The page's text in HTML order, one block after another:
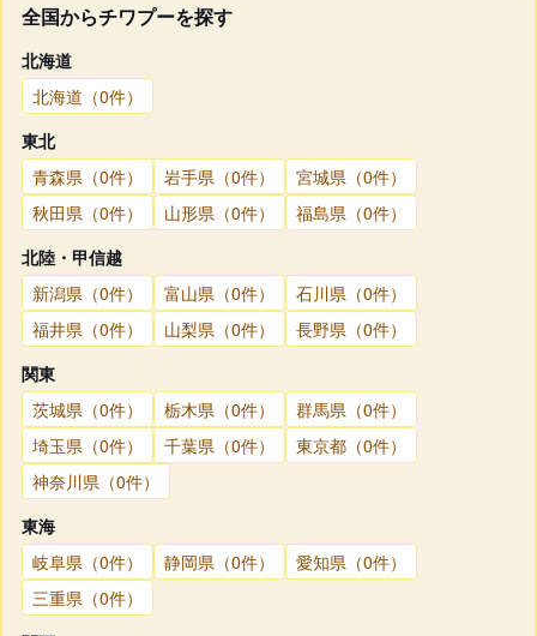
全国からチワプーを探す
北海道
北海道（0件）
東北
青森県（0件）
岩手県（0件）
宮城県（0件）
秋田県（0件）
山形県（0件）
福島県（0件）
北陸・甲信越
新潟県（0件）
富山県（0件）
石川県（0件）
福井県（0件）
山梨県（0件）
長野県（0件）
関東
茨城県（0件）
栃木県（0件）
群馬県（0件）
埼玉県（0件）
千葉県（0件）
東京都（0件）
神奈川県（0件）
東海
岐阜県（0件）
静岡県（0件）
愛知県（0件）
三重県（0件）